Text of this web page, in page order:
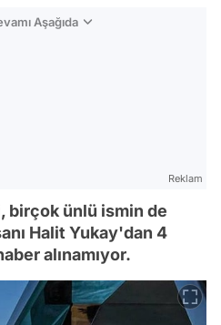
Aşağıda
Reklam
birçok ünlü ismin de
Halit Yukay'dan 4
alınamıyor.